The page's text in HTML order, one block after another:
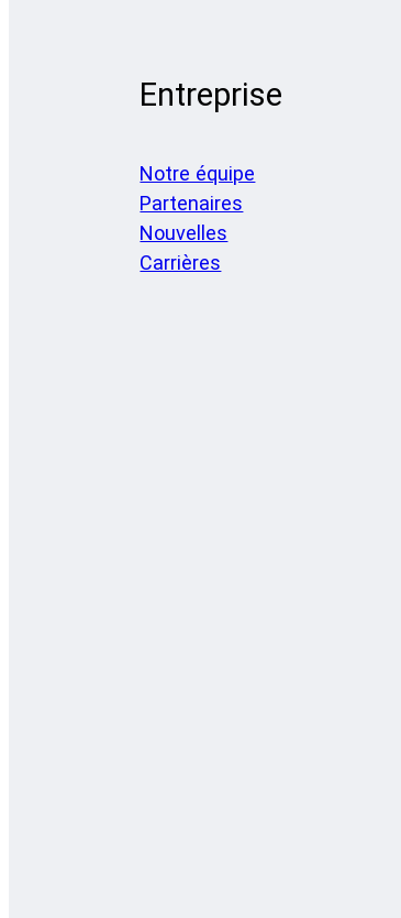
Entreprise
Notre équipe
Partenaires
Nouvelles
Carrières